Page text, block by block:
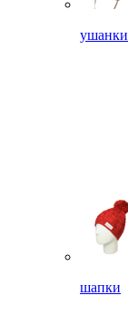
ушанки
шапки